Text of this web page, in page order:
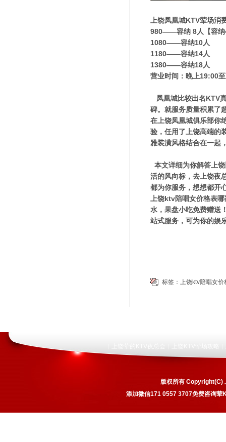
上饶凤凰城KTV荤场消
980——容纳 8人【容纳
1080——容纳10人
1180——容纳14人
1380——容纳18人
营业时间：晚上19:00
凤凰城比较出名KTV
碑。就服务质量积累了
在上饶凤凰城俱乐部你
验，任用了上饶高端的
雅装潢风格结合在一起
本文详细为你解答上
活的风向标，去上饶夜
都为你服务，想想都开
上饶ktv陪唱女价格表
水，果盘小吃免费赠送
站式服务，可为你的娱
标签： 上饶ktv陪唱女价
版权所有 Copyright(C)
添加微信171 0557 3707免费咨询荤